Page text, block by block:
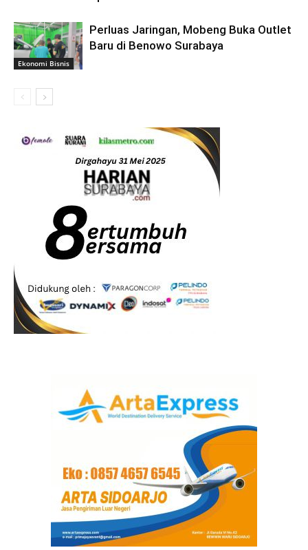
Ekonomi Bisnis
Perluas Jaringan, Mobeng Buka Outlet
Baru di Benowo Surabaya